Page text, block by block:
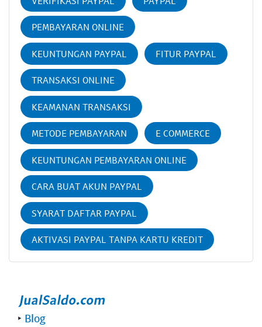
PEMBAYARAN ONLINE
KEUNTUNGAN PAYPAL FITUR PAYPAL
TRANSAKSI ONLINE
KEAMANAN TRANSAKSI
METODE PEMBAYARAN E COMMERCE
KEUNTUNGAN PEMBAYARAN ONLINE
CARA BUAT AKUN PAYPAL
SYARAT DAFTAR PAYPAL
AKTIVASI PAYPAL TANPA KARTU KREDIT
‣ Blog